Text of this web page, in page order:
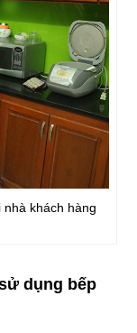
khách hàng
dụng bếp